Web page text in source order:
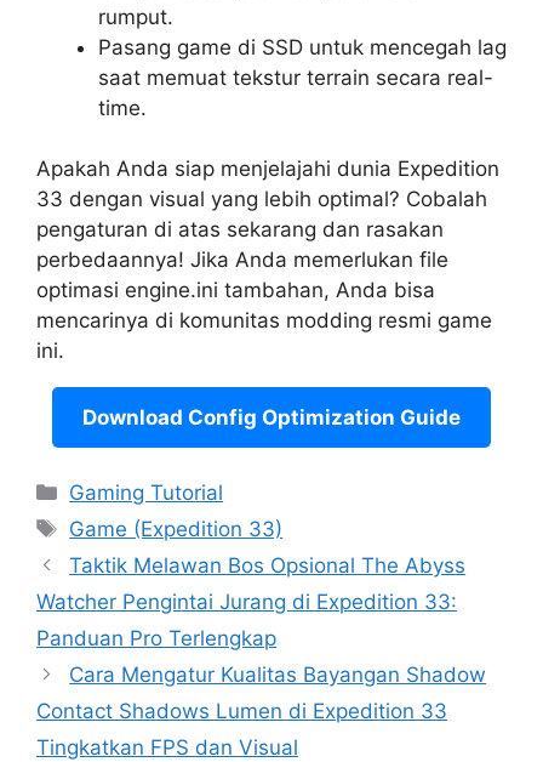
rumput.
Pasang game di SSD untuk mencegah lag
saat memuat tekstur terrain secara real-
time.
Apakah Anda siap menjelajahi dunia Expedition
33 dengan visual yang lebih optimal? Cobalah
pengaturan di atas sekarang dan rasakan
perbedaannya! Jika Anda memerlukan file
optimasi engine.ini tambahan, Anda bisa
mencarinya di komunitas modding resmi game
ini.
Download Config Optimization Guide
Categories
Gaming Tutorial
Tags
Game (Expedition 33)
Taktik Melawan Bos Opsional The Abyss
Watcher Pengintai Jurang di Expedition 33:
Panduan Pro Terlengkap
Cara Mengatur Kualitas Bayangan Shadow
Contact Shadows Lumen di Expedition 33
Tingkatkan FPS dan Visual